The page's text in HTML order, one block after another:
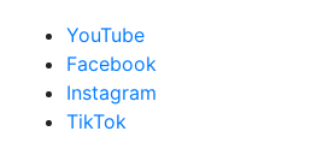
YouTube
Facebook
Instagram
TikTok